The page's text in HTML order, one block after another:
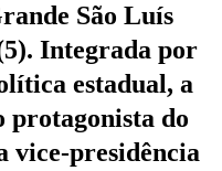
São Luís
Integrada por
estadual, a
protagonista do
vice-presidência